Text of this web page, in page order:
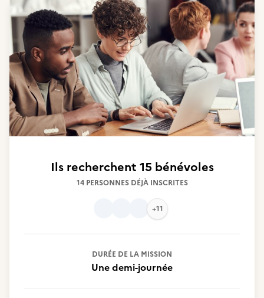
Ils recherchent 15 bénévoles
14 PERSONNES DÉJÀ INSCRITES
+11
DURÉE DE LA MISSION
Une demi-journée